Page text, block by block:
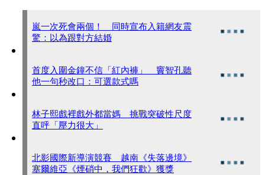
嵐一次死會兩個！ 同時宣布入籍網友震
驚：以為跟對方結婚
首度入圍金鐘不信「紅內褲」 竇智孔聽
他一句秒改口：可選款式嗎
林子熙戲裡戲外都當媽 挑戰突破性尺度
直呼「壓力很大」
北影國際新導演競賽 越南《失落邊境》
塞爾維亞《煙硝中，我們狂歡》獲獎